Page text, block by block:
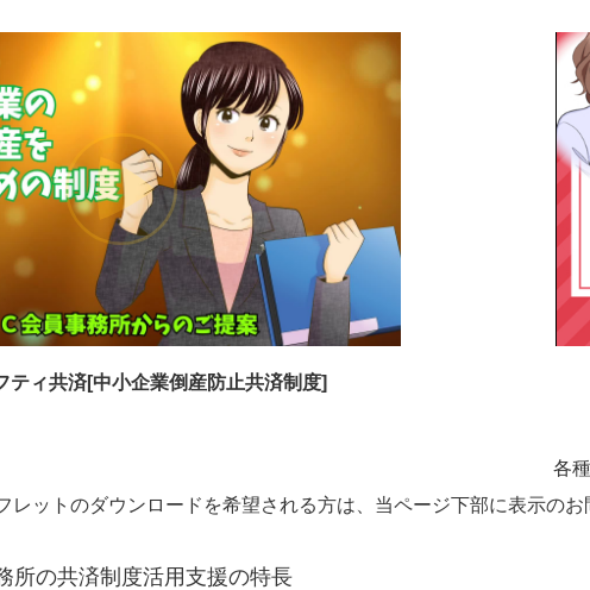
ティ共済[中小企業倒産防止共済制度]
各
レットのダウンロードを希望される方は、当ページ下部に表示の
所の共済制度活用支援の特長